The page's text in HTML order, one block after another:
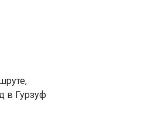
в Гурзуф